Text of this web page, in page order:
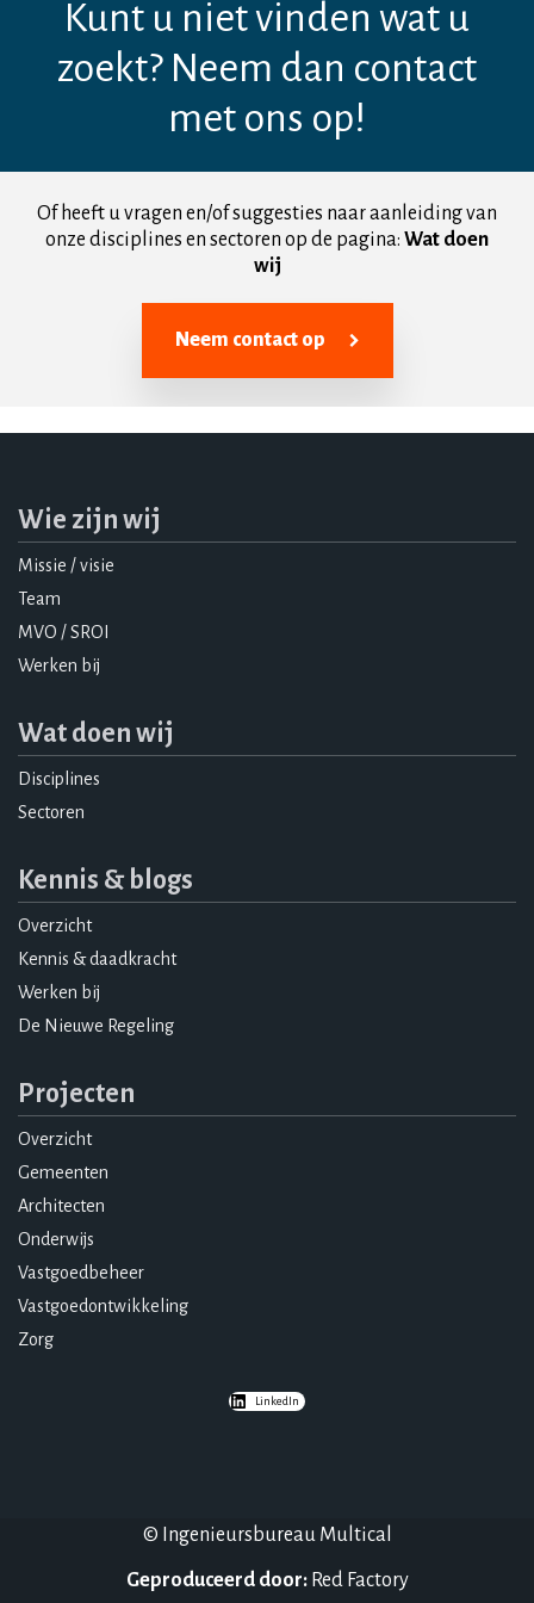
Kunt u niet vinden wat u
zoekt? Neem dan contact
met ons op!
Of heeft u vragen en/of suggesties naar aanleiding van
onze disciplines en sectoren op de pagina: Wat doen
wij
Neem contact op
Wie zijn wij
Missie / visie
Team
MVO / SROI
Werken bij
Wat doen wij
Disciplines
Sectoren
Kennis & blogs
Overzicht
Kennis & daadkracht
Werken bij
De Nieuwe Regeling
Projecten
Overzicht
Gemeenten
Architecten
Onderwijs
Vastgoedbeheer
Vastgoedontwikkeling
Zorg
LinkedIn
© Ingenieursbureau Multical
Geproduceerd door: Red Factory